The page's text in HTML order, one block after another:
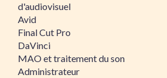
d'audiovisuel
Avid
Final Cut Pro
DaVinci
MAO et traitement du son
Administrateur